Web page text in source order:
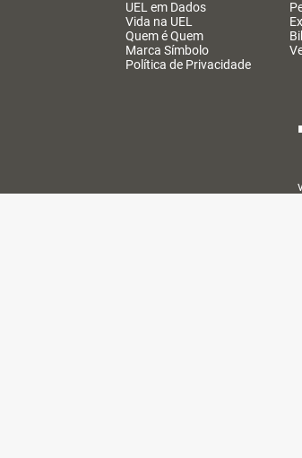
UEL em Dados
Vida na UEL
Quem é Quem
Marca Símbolo
Política de Privacidade